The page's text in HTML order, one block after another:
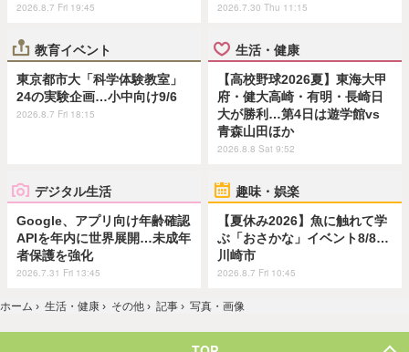
2026.8.7 Fri 19:45 2026.7.30 Thu 11:15
教育イベント
東京都市大「科学体験教室」
24の実験企画…小中向け9/6
2026.8.7 Fri 18:15
生活・健康
【高校野球2026夏】東海大甲
府・健大高崎・有明・長崎日
大が勝利…第4日は遊学館vs
青森山田ほか
2026.8.8 Sat 9:52
デジタル生活
Google、アプリ向け年齢確認
APIを年内に世界展開…未成年
者保護を強化
2026.7.31 Fri 13:45
趣味・娯楽
【夏休み2026】魚に触れて学
ぶ「おさかな」イベント8/8…
川崎市
2026.8.7 Fri 10:45
ホーム › 生活・健康 › その他 › 記事 › 写真・画像